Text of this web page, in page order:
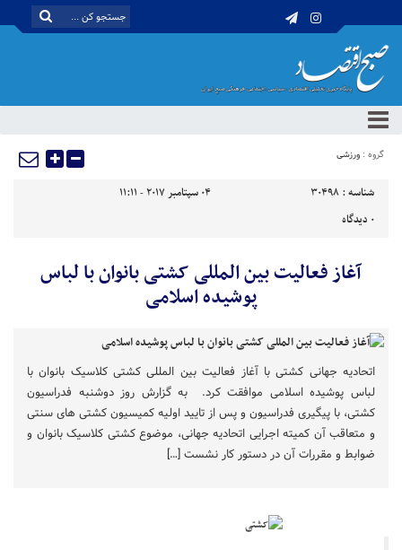
گروه : ورزشی
شناسه : 30498
04 سپتامبر 2017 - 11:11
0 دیدگاه
آغاز فعالیت بین المللی کشتی بانوان با لباس
پوشیده اسلامی
اتحادیه جهانی کشتی با آغاز فعالیت بین المللی کشتی کلاسیک بانوان با
لباس پوشیده اسلامی موافقت کرد. به گزارش روز دوشنبه فدراسیون
کشتی، با پیگیری فدراسیون و پس از تایید اولیه کمیسیون کشتی های سنتی
و متعاقب آن کمیته اجرایی اتحادیه جهانی، موضوع کشتی کلاسیک بانوان و
ضوابط و مقررات آن در دستور کار نشست […]